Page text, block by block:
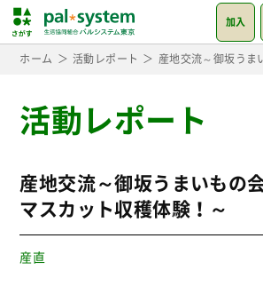
加入
ホーム 活動レポート 産地交流～御坂うま
活動レポート
産地交流～御坂うまいもの
マスカット収穫体験！～
産直